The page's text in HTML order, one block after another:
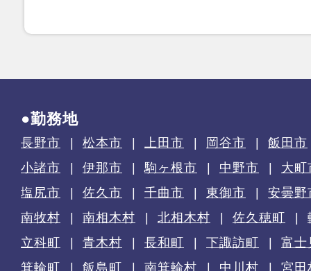
●勤務地
長野市 松本市 上田市 岡谷市
飯田市
小諸市
伊那市 駒ヶ根市 中野市
大町
塩尻市
佐久市 千曲市 東御市
安曇野
南牧村
南相木村 北相木村 佐久穂町
立科町
青木村 長和町 下諏訪町
富士
箕輪町
飯島町 南箕輪村 中川村
宮田